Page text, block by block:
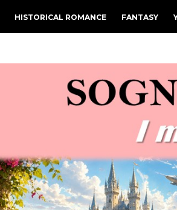
HISTORICAL ROMANCE FANTASY